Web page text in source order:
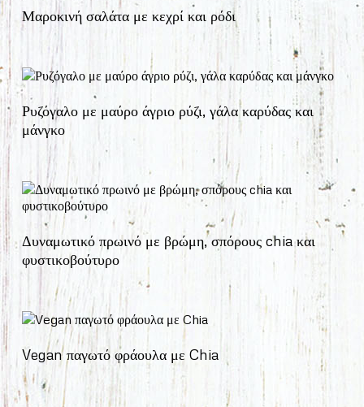
Μαροκινή σαλάτα με κεχρί και ρόδι
Ρυζόγαλο με μαύρο άγριο ρύζι, γάλα καρύδας και
μάνγκο
Δυναμωτικό πρωινό με βρώμη, σπόρους chia και
φυστικοβούτυρο
Vegan παγωτό φράουλα με Chia